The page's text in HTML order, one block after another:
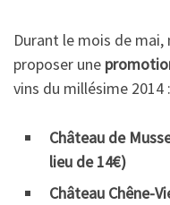
Durant le mois de mai,
proposer une
vins du millésime 2014 :
Château de
lieu de 14€)
Château Chêne-